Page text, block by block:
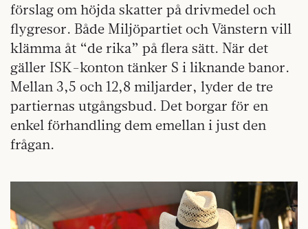
förslag om höjda skatter på drivmedel och
flygresor. Både Miljöpartiet och Vänstern vill
klämma åt “de rika” på flera sätt. När det
gäller ISK-konton tänker S i liknande banor.
Mellan 3,5 och 12,8 miljarder, lyder de tre
partiernas utgångsbud. Det borgar för en
enkel förhandling dem emellan i just den
frågan.